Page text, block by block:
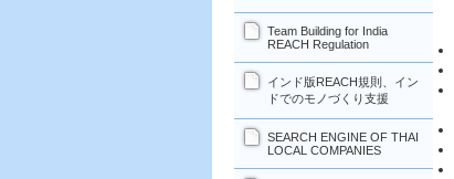
Team Building for India
REACH Regulation
インド版REACH規則、イン
ドでのモノづくり支援
SEARCH ENGINE OF THAI
LOCAL COMPANIES